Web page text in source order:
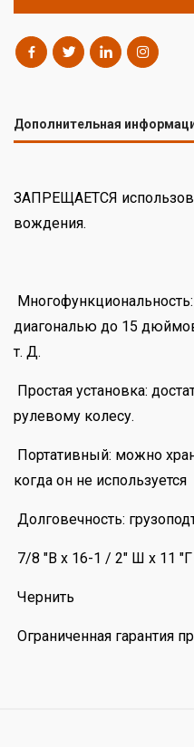
Дополнительная
ЗАПРЕЩАЕТСЯ
вождения.
диагональю до 15
т. Д.
Простая установка:
рулевому колесу.
Портативный: можно
когда он не используется
Долговечность:
7/8 "В x 16-1 / 2" Ш x 11 "Г
Чернить
Ограниченная гарантия